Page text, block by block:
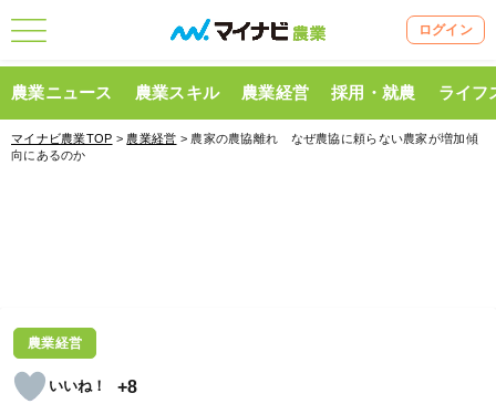
ログイン
農業ニュース 農業スキル 農業経営 採用・就農 ライフ
マイナビ農業TOP > 農業経営 > 農家の農協離れ なぜ農協に頼らない農家が増加傾
向にあるのか
農業経営
+8